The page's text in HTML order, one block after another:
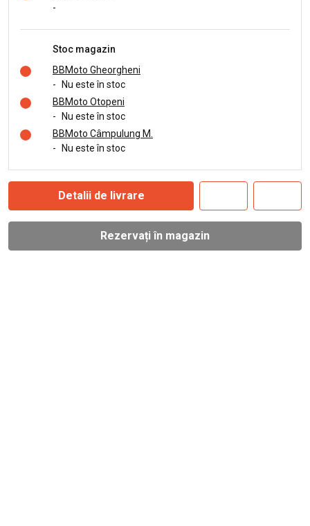
-
Stoc magazin
BBMoto Gheorgheni
-
Nu este în stoc
BBMoto Otopeni
-
Nu este în stoc
BBMoto Câmpulung M.
-
Nu este în stoc
Detalii de livrare
Rezervați în magazin